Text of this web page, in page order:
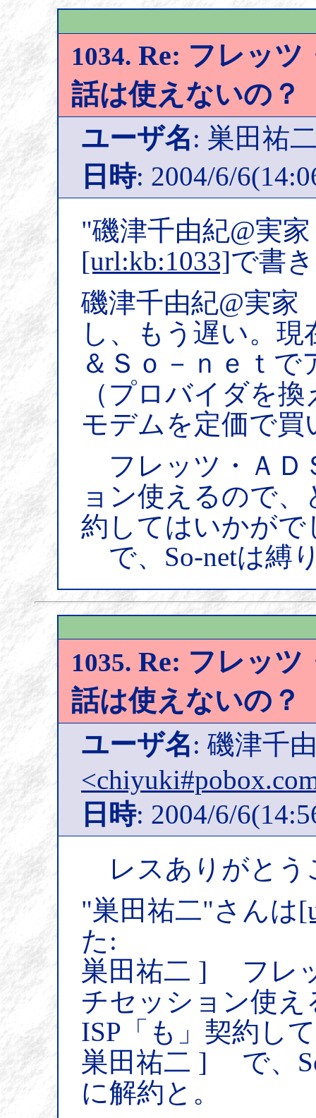
1034. Re: フレッツ
話は使えないの？
ユーザ名: 巣田祐
日時: 2004/6/
"磯津千由紀@実
[url:kb:1033]で書
磯津千由紀@実
し、もう遅い。
＆Ｓｏ－ｎｅｔ
（プロバイダを
モデムを定価で
フレッツ・ＡＤ
ョン使えるので
約してはいかがで
で、So-netは縛
1035. Re: フレッツ
話は使えないの？
ユーザ名: 磯津千
日時: 2004/6/
レスありがとう
"巣田祐二"さんは
た:
巣田祐二 ] フレ
チセッション使
ISP「も」契約し
巣田祐二 ] で、
に解約と。